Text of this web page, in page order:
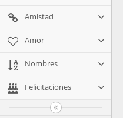
Amistad
Amor
Nombres
Felicitaciones